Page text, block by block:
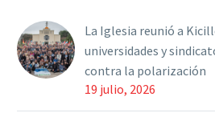
La Iglesia reunió a
universidades y
contra la polarización
19 julio, 2026